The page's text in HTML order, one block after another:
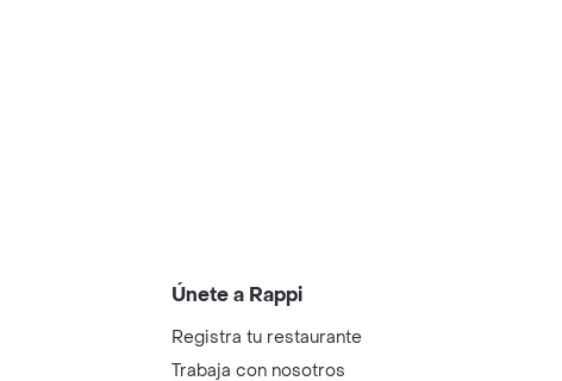
Únete a Rappi
Registra tu restaurante
Trabaja con nosotros